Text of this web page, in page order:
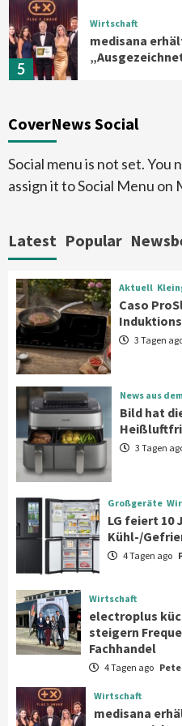
5
Wirtschaft
medisana
6
Verbraucher
7
Angeboten
1
Aktuell
Caso ProSlim
Kochfeld
News aus dem
Bild hat die
getestet
3
Großgeräte
LG feiert 10
Kühl-/
4
Wirtschaft
electroplus
steigern
Fachhandel
5
medisana
CoverNews Social
Social menu is not set. You
assign it to Social Menu on
Latest Popular
Aktuell
Caso
3 Tagen
News aus
Bild hat
3 Tagen
Großgeräte
LG feiert 10
Kühl-/
4 Tagen ago
Wirtschaft
electroplus
steigern
Fachhandel
4 Tagen ago
Wirtschaft
medisana